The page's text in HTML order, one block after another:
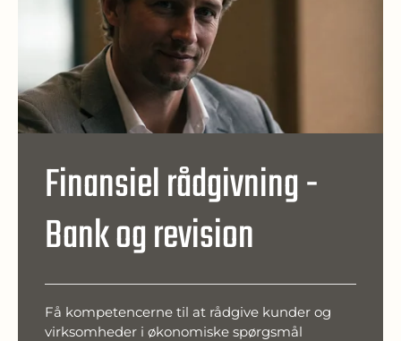
Finansiel rådgivning -
Bank og revision
Få kompetencerne til at rådgive kunder og
virksomheder i økonomiske spørgsmål